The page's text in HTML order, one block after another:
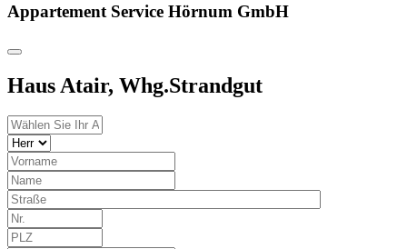
Appartement Service Hörnum GmbH
Haus Atair, Whg.Strandgut